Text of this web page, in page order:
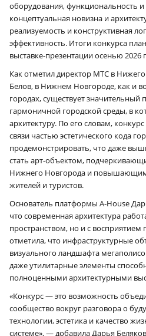
оборудования, функциональность
концептуальная новизна и
реализуемость и конструктивная
эффективность. Итоги конкурса
выставке-презентации осенью 2026
Как отметил директор МТС в
Белов, в Нижнем Новгороде, как и
городах, существует
гармоничной городской среды, в
архитектуру. По его словам,
связи частью эстетического кода
продемонстрировать, что даже
стать арт-объектом,
Нижнего Новгорода и повышающим
жителей и туристов.
Основатель платформы A‑House
что современная архитектура
пространством, но и с
отметила, что инфраструктурные
визуального ландшафта
даже утилитарные элементы
полноценными архитектурными
«Конкурс — это возможность
сообщество вокруг разговора о
технологии, эстетика и качество
системе», — добавила Дарья